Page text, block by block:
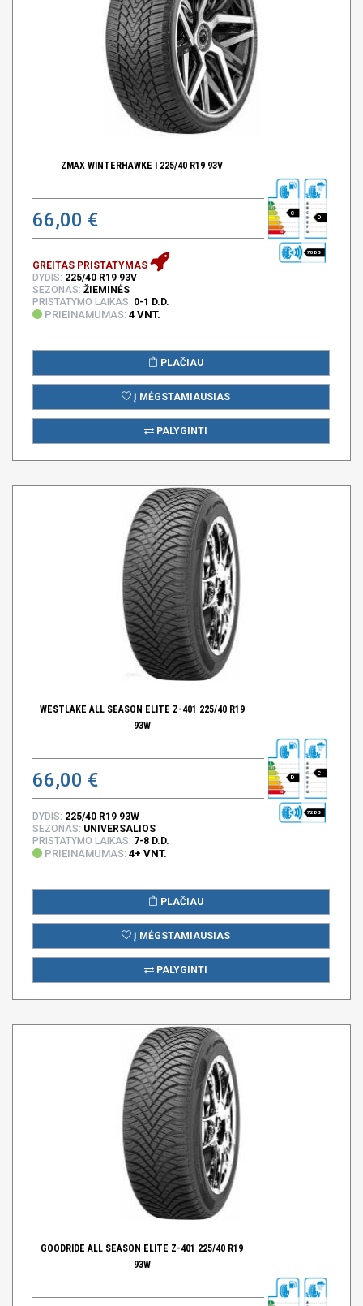
ZMAX WINTERHAWKE I 225/40 R19 93V
66,00 € C
D
70 DB
GREITAS PRISTATYMAS
DYDIS: 225/40 R19 93V
SEZONAS: ŽIEMINĖS
PRISTATYMO LAIKAS: 0-1 D.D.
PRIEINAMUMAS: 4 VNT.
PLAČIAU
Į MĖGSTAMIAUSIAS
PALYGINTI
WESTLAKE ALL SEASON ELITE Z-401 225/40 R19
93W
66,00 € D
C
72 DB
DYDIS: 225/40 R19 93W
SEZONAS: UNIVERSALIOS
PRISTATYMO LAIKAS: 7-8 D.D.
PRIEINAMUMAS: 4+ VNT.
PLAČIAU
Į MĖGSTAMIAUSIAS
PALYGINTI
GOODRIDE ALL SEASON ELITE Z-401 225/40 R19
93W